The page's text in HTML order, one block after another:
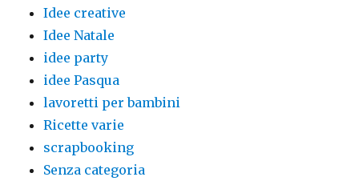
Idee creative
Idee Natale
idee party
idee Pasqua
lavoretti per bambini
Ricette varie
scrapbooking
Senza categoria